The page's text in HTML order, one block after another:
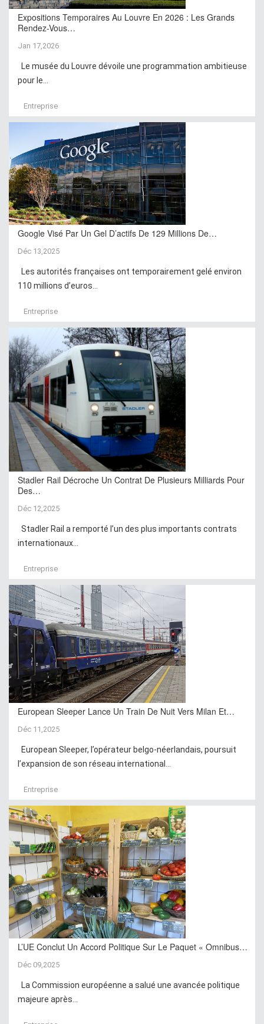
Expositions Temporaires Au Louvre En 2026 : Les Grands
Rendez-Vous…
Jan 17,2026
Le musée du Louvre dévoile une programmation ambitieuse
pour le...
Entreprise
Google Visé Par Un Gel D’actifs De 129 Millions De…
Déc 13,2025
Les autorités françaises ont temporairement gelé environ
110 millions d’euros...
Entreprise
Stadler Rail Décroche Un Contrat De Plusieurs Milliards Pour
Des…
Déc 12,2025
Stadler Rail a remporté l’un des plus importants contrats
internationaux...
Entreprise
European Sleeper Lance Un Train De Nuit Vers Milan Et…
Déc 11,2025
European Sleeper, l’opérateur belgo-néerlandais, poursuit
l’expansion de son réseau international...
Entreprise
L’UE Conclut Un Accord Politique Sur Le Paquet « Omnibus…
Déc 09,2025
La Commission européenne a salué une avancée politique
majeure après...